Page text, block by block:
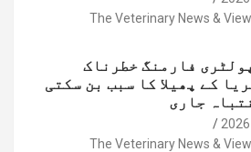
The Veterinary News &
فارمنگ خطرناک
کے پھیلا کا سبب بن سکتی
جاری
The Veterinary News &